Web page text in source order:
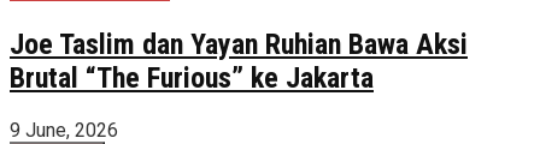
Joe Taslim dan Yayan Ruhian Bawa Aksi
Brutal “The Furious” ke Jakarta
9 June, 2026